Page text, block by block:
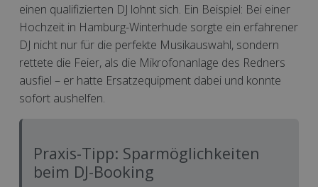
einen qualifizierten DJ lohnt sich. Ein Beispiel: Bei einer
Hochzeit in Hamburg-Winterhude sorgte ein erfahrener
DJ nicht nur für die perfekte Musikauswahl, sondern
rettete die Feier, als die Mikrofonanlage des Redners
ausfiel – er hatte Ersatzequipment dabei und konnte
sofort aushelfen.
Praxis-Tipp: Sparmöglichkeiten
beim DJ-Booking